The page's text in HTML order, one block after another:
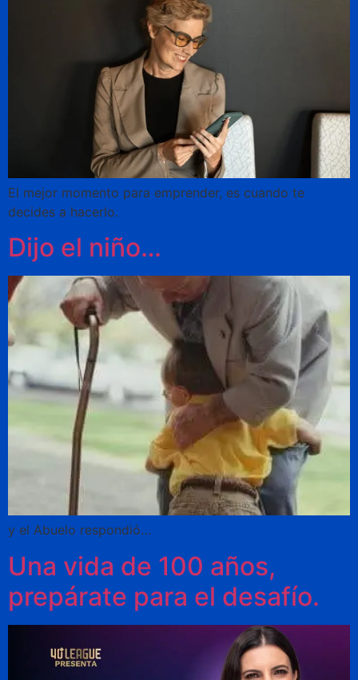
El mejor momento para emprender, es cuando te
decides a hacerlo.
Dijo el niño…
y el Abuelo respondió…
Una vida de 100 años,
prepárate para el desafío.